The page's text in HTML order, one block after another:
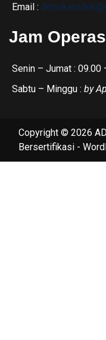
Email :
Jam
Senin – Jumat : 09.00
Sabtu – Minggu : by
Copyright © 2026
Bersertifikasi -